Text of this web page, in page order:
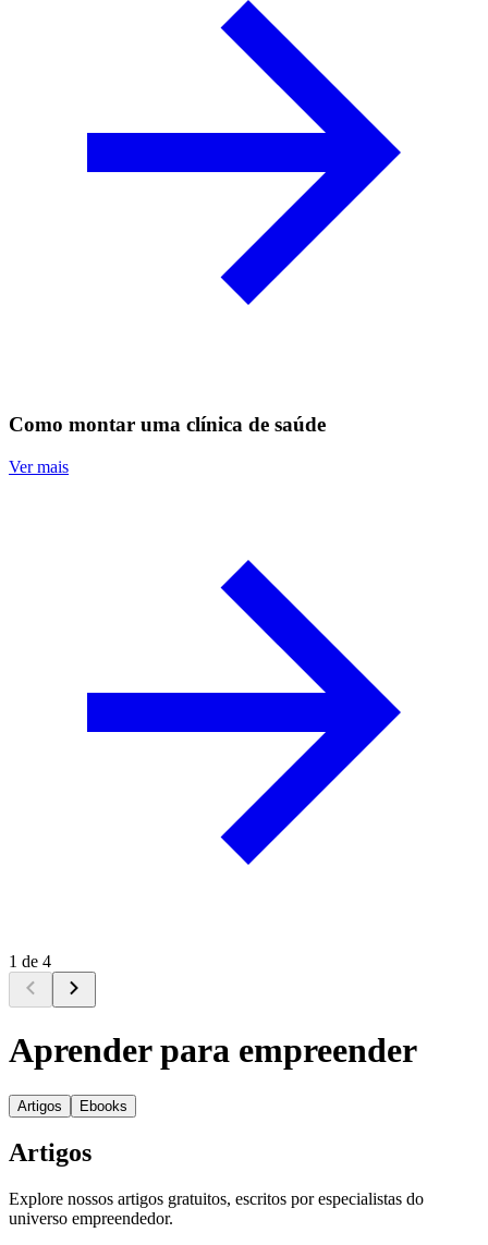
Como montar uma clínica de saúde
Ver mais
1 de 4
Aprender para empreender
Artigos Ebooks
Artigos
Explore nossos artigos gratuitos, escritos por especialistas do
universo empreendedor.